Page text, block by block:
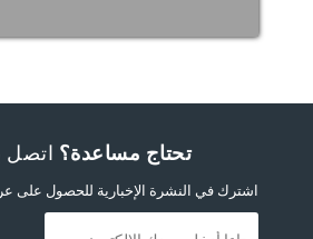
تحتاج مساعدة؟ اتصل بنا
اشترك في النشرة الإخبارية للحصول